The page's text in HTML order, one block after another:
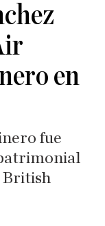
en
fue
British